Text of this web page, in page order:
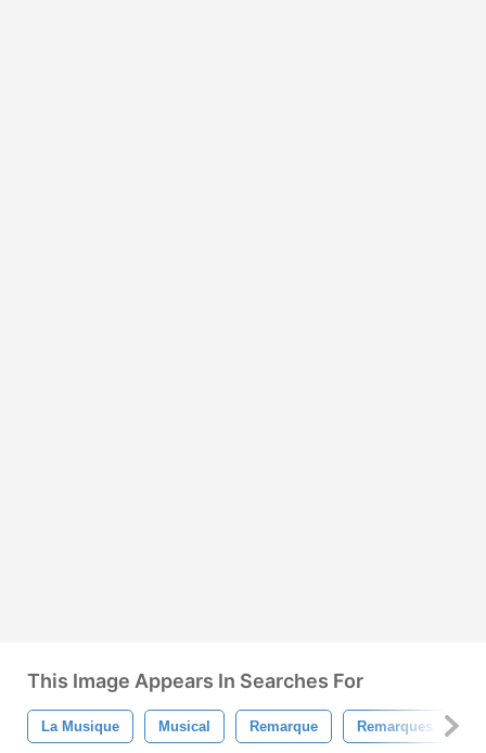
This Image Appears In Searches For
La Musique Musical Remarque Remarques